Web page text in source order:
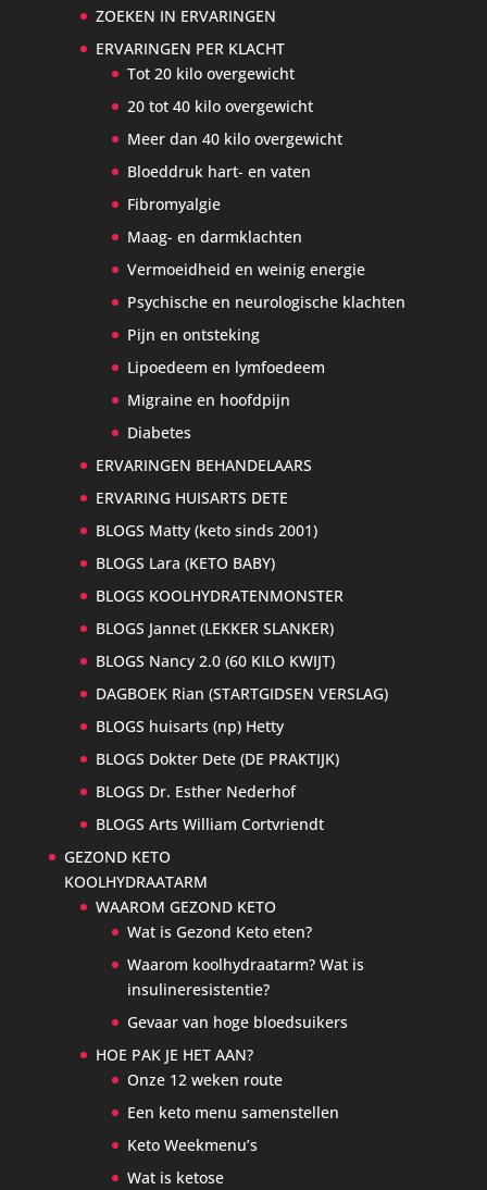
ZOEKEN IN ERVARINGEN
ERVARINGEN PER KLACHT
Tot 20 kilo overgewicht
20 tot 40 kilo overgewicht
Meer dan 40 kilo overgewicht
Bloeddruk hart- en vaten
Fibromyalgie
Maag- en darmklachten
Vermoeidheid en weinig energie
Psychische en neurologische klachten
Pijn en ontsteking
Lipoedeem en lymfoedeem
Migraine en hoofdpijn
Diabetes
ERVARINGEN BEHANDELAARS
ERVARING HUISARTS DETE
BLOGS Matty (keto sinds 2001)
BLOGS Lara (KETO BABY)
BLOGS KOOLHYDRATENMONSTER
BLOGS Jannet (LEKKER SLANKER)
BLOGS Nancy 2.0 (60 KILO KWIJT)
DAGBOEK Rian (STARTGIDSEN VERSLAG)
BLOGS huisarts (np) Hetty
BLOGS Dokter Dete (DE PRAKTIJK)
BLOGS Dr. Esther Nederhof
BLOGS Arts William Cortvriendt
GEZOND KETO
KOOLHYDRAATARM
WAAROM GEZOND KETO
Wat is Gezond Keto eten?
Waarom koolhydraatarm? Wat is
insulineresistentie?
Gevaar van hoge bloedsuikers
HOE PAK JE HET AAN?
Onze 12 weken route
Een keto menu samenstellen
Keto Weekmenu’s
Wat is ketose